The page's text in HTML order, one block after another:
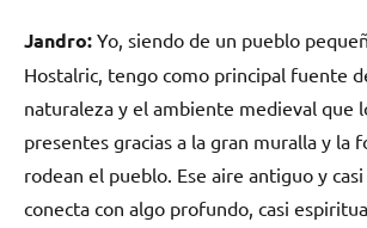
Jandro: Yo, siendo de un pueblo
Hostalric, tengo como principal fuente
naturaleza y el ambiente medieval que
presentes gracias a la gran muralla y la
rodean el pueblo. Ese aire antiguo y
conecta con algo profundo, casi